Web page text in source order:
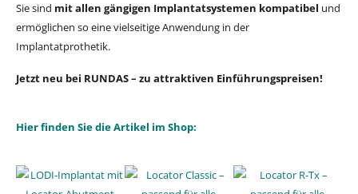
Sie sind mit allen gängigen Implantatsystemen kompatibel und
ermöglichen so eine vielseitige Anwendung in der
Implantatprothetik.
Jetzt neu bei RUNDAS – zu attraktiven Einführungspreisen!
Hier finden Sie die Artikel im Shop: